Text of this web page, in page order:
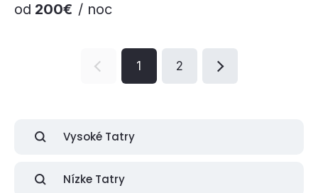
od 200€ / noc
1 2
Vysoké Tatry
Nízke Tatry